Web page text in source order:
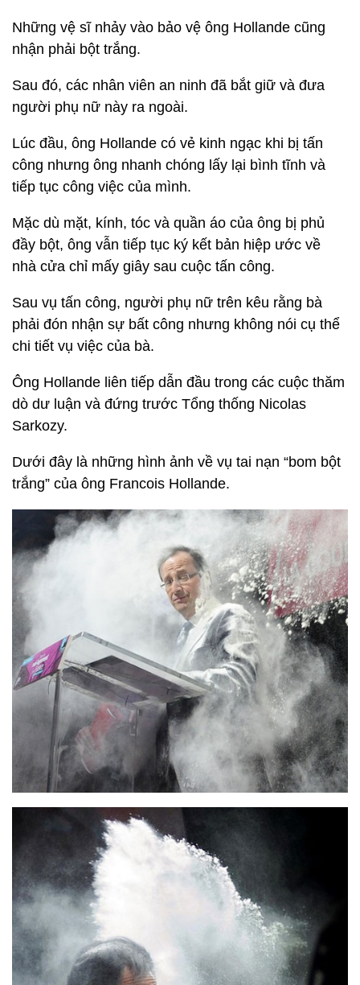
Những vệ sĩ nhảy vào bảo vệ ông Hollande cũng
nhận phải bột trắng.
Sau đó, các nhân viên an ninh đã bắt giữ và đưa
người phụ nữ này ra ngoài.
Lúc đầu, ông Hollande có vẻ kinh ngạc khi bị tấn
công nhưng ông nhanh chóng lấy lại bình tĩnh và
tiếp tục công việc của mình.
Mặc dù mặt, kính, tóc và quần áo của ông bị phủ
đầy bột, ông vẫn tiếp tục ký kết bản hiệp ước về
nhà cửa chỉ mấy giây sau cuộc tấn công.
Sau vụ tấn công, người phụ nữ trên kêu rằng bà
phải đón nhận sự bất công nhưng không nói cụ thể
chi tiết vụ việc của bà.
Ông Hollande liên tiếp dẫn đầu trong các cuộc thăm
dò dư luận và đứng trước Tổng thống Nicolas
Sarkozy.
Dưới đây là những hình ảnh về vụ tai nạn “bom bột
trắng” của ông Francois Hollande.